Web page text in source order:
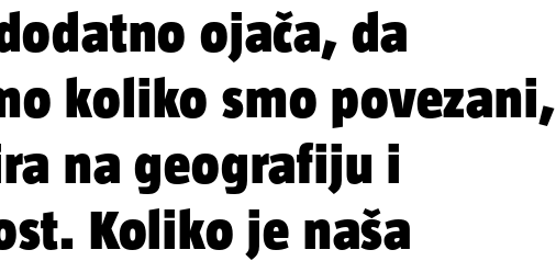
ojača, da
koliko smo povezani,
na geografiju i
Koliko je naša